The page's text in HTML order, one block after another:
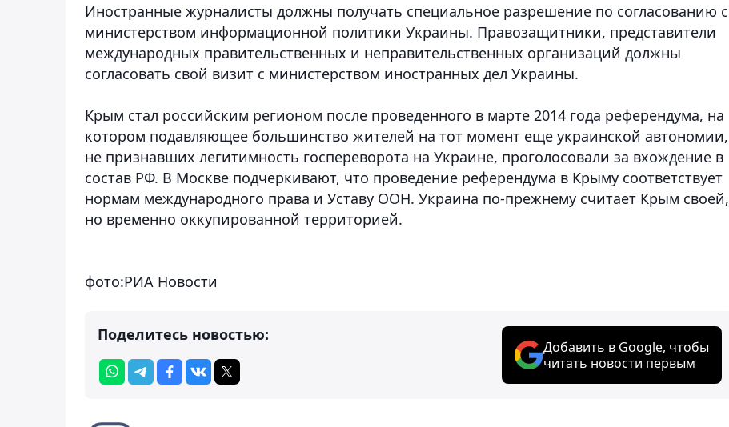
Иностранные журналисты должны получать специальное разрешение по согласованию с
министерством информационной политики Украины. Правозащитники, представители
международных правительственных и неправительственных организаций должны
согласовать свой визит с министерством иностранных дел Украины.
Крым стал российским регионом после проведенного в марте 2014 года референдума, на
котором подавляющее большинство жителей на тот момент еще украинской автономии,
не признавших легитимность госпереворота на Украине, проголосовали за вхождение в
состав РФ. В Москве подчеркивают, что проведение референдума в Крыму соответствует
нормам международного права и Уставу ООН. Украина по-прежнему считает Крым своей,
но временно оккупированной территорией.
фото:РИА Новости
Поделитесь новостью:
Добавить в Google, чтобы
читать новости первым